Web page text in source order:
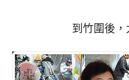
到竹圍後